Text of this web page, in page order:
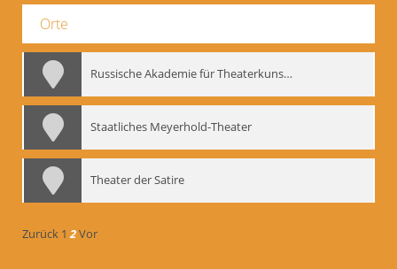
Orte
Russische Akademie für Theaterkunst – GITIS
Staatliches Meyerhold-Theater
Theater der Satire
Zurück 1 2Vor